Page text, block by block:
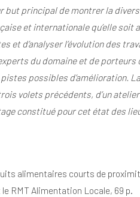
but principal de montrer la
et internationale qu’elle soit
et d’analyser l’évolution des
du domaine et de porteurs
possibles d’amélioration.
volets précédents, d’un
constitué pour cet état des
alimentaires courts de
RMT Alimentation Locale, 69 p.